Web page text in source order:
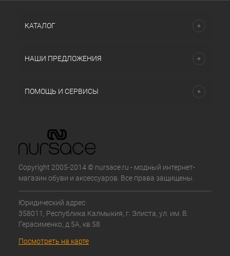
КАТАЛОГ
НАШИ ПРЕДЛОЖЕНИЯ
ПОМОЩЬ И СЕРВИСЫ
Copyright 2005-2014 © nursace.ru - модный интернет-
магазин обуви и аксессуаров. Все права защищены.
Юридический адрес:
358011, Республика Калмыкия, г. Элиста, ул. им. В.
Герасименко, д.5А, кв.58
Посмотреть на карте